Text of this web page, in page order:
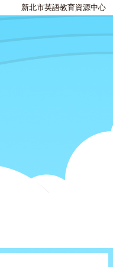
新北市英語教育資源中心